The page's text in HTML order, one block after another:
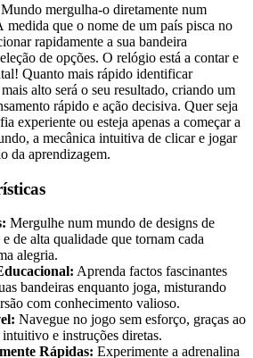
mergulha-o diretamente num
que o nome de um país pisca no
rapidamente a sua bandeira
de opções. O relógio está a contar e
Quanto mais rápido identificar
alto será o seu resultado, criando um
rápido e ação decisiva. Quer seja
experiente ou esteja apenas a começar a
a mecânica intuitiva de clicar e jogar
da aprendizagem.
Mergulhe num mundo de designs de
de alta qualidade que tornam cada
alegria.
Aprenda factos fascinantes
bandeiras enquanto joga, misturando
com conhecimento valioso.
Navegue no jogo sem esforço, graças ao
e instruções diretas.
Rápidas: Experimente a adrenalina